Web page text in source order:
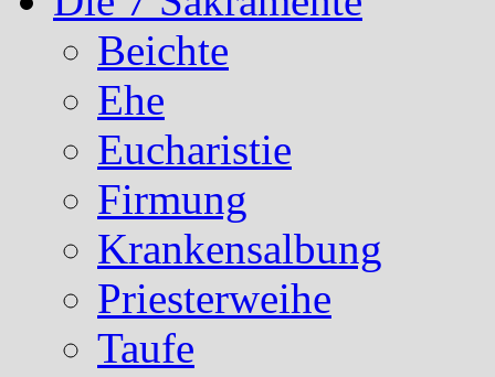
Beichte
Ehe
Eucharistie
Firmung
Krankensalbung
Priesterweihe
Taufe